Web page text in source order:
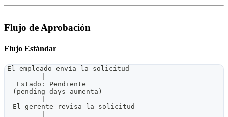
Flujo de Aprobación
Flujo Estándar
El empleado envía la solicitud
   Estado: Pendiente
  (pending_days aumenta)
  El gerente revisa la solicitud